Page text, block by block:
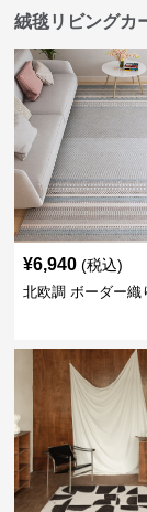
絨毯リビングカ
¥6,940 (税込)
北欧調 ボーダー織